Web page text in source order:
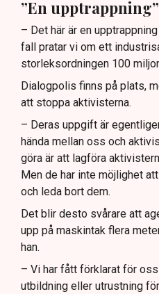
”En upptrappning”
– Det här är en
fall pratar vi om ett
storleksordningen 100
Dialogpolis finns på plats,
att stoppa aktivisterna.
– Deras uppgift är
hända mellan oss och
göra är att lagföra
Men de har inte möjlighet
och leda bort dem.
Det blir desto svårare att
upp på maskintak flera
han.
– Vi har fått förklarat för
utbildning eller utrustning